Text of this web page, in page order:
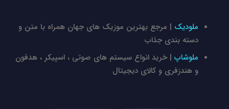
ملودیک | مرجع بهترین موزیک های جهان همراه با متن و
دسته بندی جذاب
ملوشاپ | خرید انواع سیستم های صوتی ، اسپیکر ، هدفون
و هندزفری و کالای دیجیتال